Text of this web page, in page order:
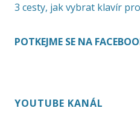
3 cesty, jak vybrat klavír
POTKEJME SE NA
YOUTUBE KANÁL